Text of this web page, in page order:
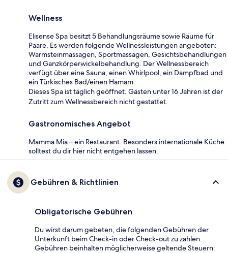
Wellness
Elisense Spa besitzt 5 Behandlungsräume sowie Räume für
Paare. Es werden folgende Wellnessleistungen angeboten:
Warmsteinmassagen, Sportmassagen, Gesichtsbehandlungen
und Ganzkörperwickelbehandlung. Der Wellnessbereich
verfügt über eine Sauna, einen Whirlpool, ein Dampfbad und
ein Türkisches Bad/einen Hamam.
Dieses Spa ist täglich geöffnet. Gästen unter 16 Jahren ist der
Zutritt zum Wellnessbereich nicht gestattet.
Gastronomisches Angebot
Mamma Mia – ein Restaurant. Besonders internationale Küche
solltest du dir hier nicht entgehen lassen.
Gebühren & Richtlinien
Obligatorische Gebühren
Du wirst darum gebeten, die folgenden Gebühren der
Unterkunft beim Check-in oder Check-out zu zahlen.
Gebühren beinhalten möglicherweise geltende Steuern: